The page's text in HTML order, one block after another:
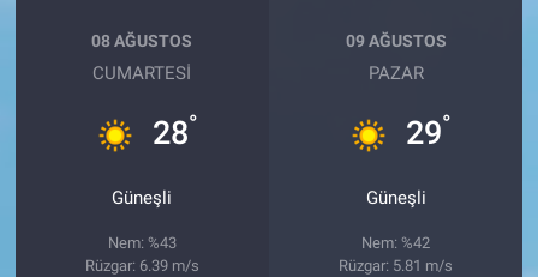
08 AĞUSTOS
CUMARTESI
28°
Güneşli
Nem: %43
Rüzgar: 6.39 m/s
09 AĞUSTOS
PAZAR
29°
Güneşli
Nem: %42
Rüzgar: 5.81 m/s